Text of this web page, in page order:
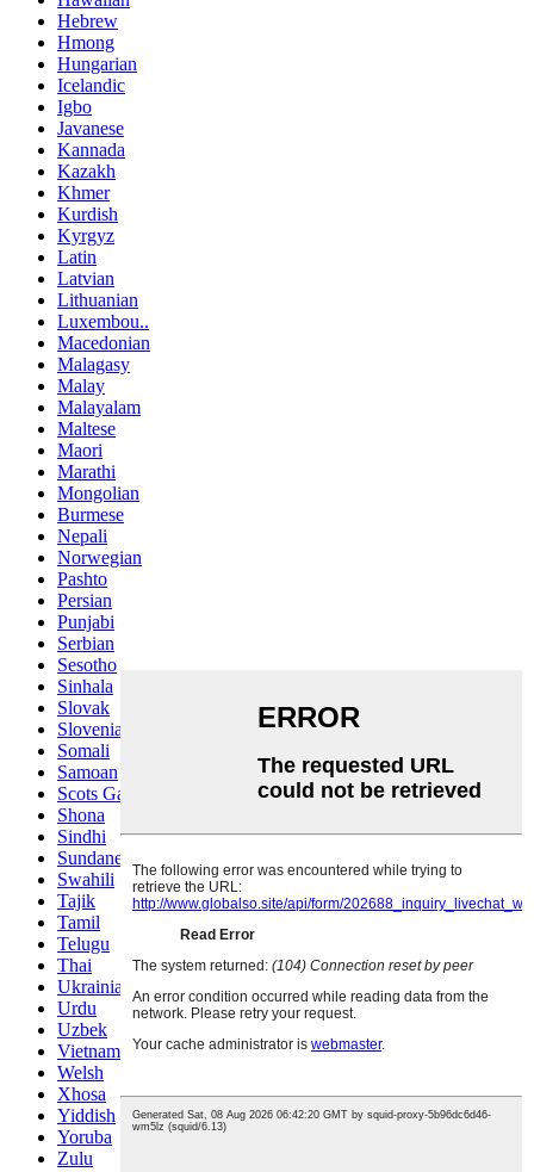
Hebrew
Hmong
Hungarian
Icelandic
Igbo
Javanese
Kannada
Kazakh
Khmer
Kurdish
Kyrgyz
Latin
Latvian
Lithuanian
Luxembou..
Macedonian
Malagasy
Malay
Malayalam
Maltese
Maori
Marathi
Mongolian
Burmese
Nepali
Norwegian
Pashto
Persian
Punjabi
Serbian
Sesotho
Sinhala
Slovak
Slovenian
Somali
Samoan
Scots Gaelic
Shona
Sindhi
Sundanese
Swahili
Tajik
Tamil
Telugu
Thai
Ukrainian
Urdu
Uzbek
Vietnamese
Welsh
Xhosa
Yiddish
Yoruba
Zulu